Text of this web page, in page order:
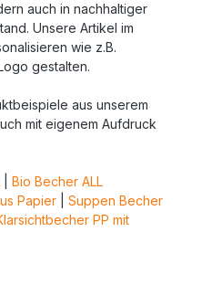
auch in nachhaltiger
Unsere Artikel im
wie z.B.
gestalten.
aus unserem
mit eigenem Aufdruck
Bio Becher ALL
Papier
Suppen Becher
PP mit